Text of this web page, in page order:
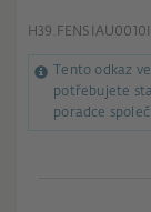
Tento odkaz
potřebujete
poradce